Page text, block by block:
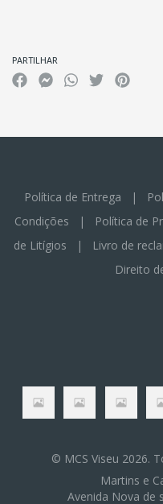
PARTILHAR
Política de Entrega |
Condições | Política de
de Litígios | Livro de
Direito
© MCS Viseu 2026.
Martins e
Avenida Nova de